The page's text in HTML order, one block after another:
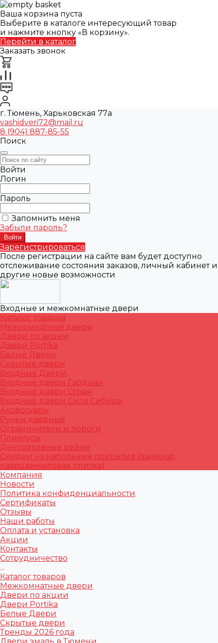
Ваша корзина пуста
Выберите в каталоге интересующий товар
и нажмите кнопку «В корзину».
Перейти в каталог
Заказать звонок
г. Тюмень, Харьковская 77а
vashidveri72@mail.ru
8 (904) 887-85-55
Поиск
Войти
Логин
Пароль
Запомнить меня
Забыли пароль?
Зарегистрироваться
После регистрации на сайте вам будет доступно
отслеживание состояния заказов, личный кабинет и
другие новые возможности
Входные и межкомнатные двери
Каталог товаров
Межкомнатные двери
Двери по акции
Двери Portika
Белые Двери
Скрытые двери
Входные Двери
Входные двери Гардиан
Входные двери Страж
Входные двери Сила Сибири
Аксессуары
Ручки дверные
Ограничители и пороги
Плинтусы
Декоративные рейки
Скидки на напольные покрытия (ламинат,
кварцвиниловая плитка)
Компания
Новости
Политика конфиденциальности
Сертификаты
Отзывы
Наши работы
Оплата и установка
Акции
Контакты
Сотрудничество
...
Каталог товаров
Межкомнатные двери
Двери по акции
Двери Portika
Белые Двери
Скрытые двери
Тренды 2026 года